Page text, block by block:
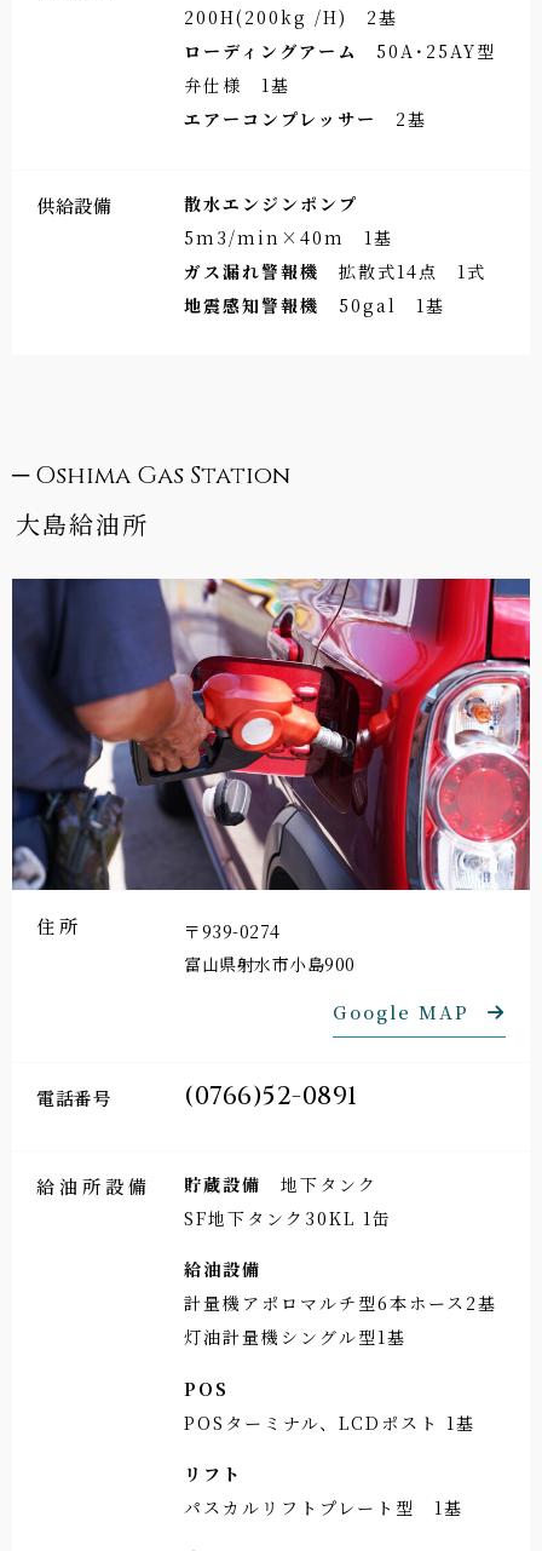
200H(200kg /H) 2基
ローディングアーム
50A･25AY型
弁仕様 1基
エアーコンプレッサー
2基
供給設備
散水エンジンポンプ
5m3/min×40m 1基
ガス漏れ警報機
拡散式14点 1式
地震感知警報機
50gal 1基
─ Oshima Gas Station
大島給油所
住所
〒939-0274
富山県射水市小島900
Google MAP
電話番号 (0766)52-0891
給油所設備 貯蔵設備
地下タンク
SF地下タンク30KL 1缶
給油設備
計量機アポロマルチ型6本ホース2基
灯油計量機シングル型1基
POS
POSターミナル、LCDポスト 1基
リフト
パスカルリフトプレート型 1基